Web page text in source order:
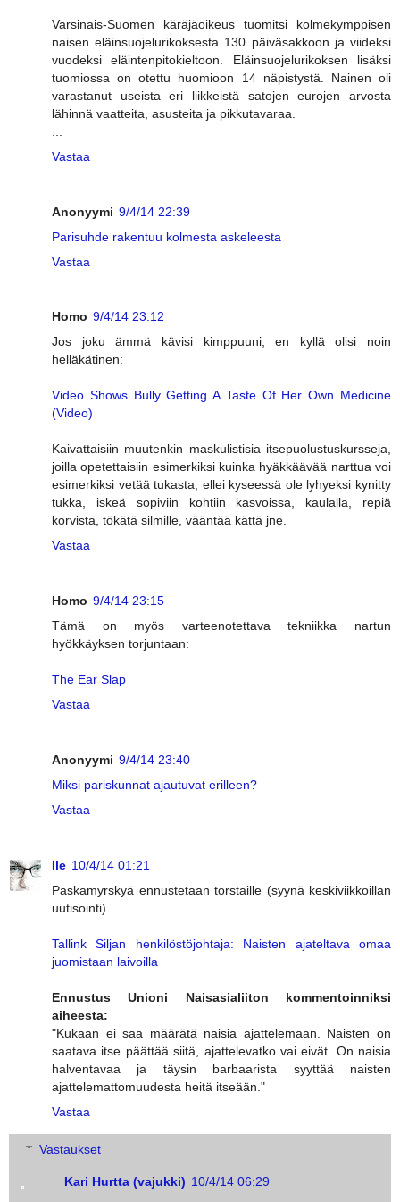
Varsinais-Suomen käräjäoikeus tuomitsi kolmekymppisen
naisen eläinsuojelurikoksesta 130 päiväsakkoon ja viideksi
vuodeksi eläintenpitokieltoon. Eläinsuojelurikoksen lisäksi
tuomiossa on otettu huomioon 14 näpistystä. Nainen oli
varastanut useista eri liikkeistä satojen eurojen arvosta
lähinnä vaatteita, asusteita ja pikkutavaraa.
Vastaa
Anonyymi 9/4/14 22:39
Parisuhde rakentuu kolmesta askeleesta
Vastaa
Homo 9/4/14 23:12
Jos joku ämmä kävisi kimppuuni, en kyllä olisi noin
helläkätinen:
Video Shows Bully Getting A Taste Of Her Own Medicine
(Video)
Kaivattaisiin muutenkin maskulistisia itsepuolustuskursseja,
joilla opetettaisiin esimerkiksi kuinka hyäkkäävää narttua voi
esimerkiksi vetää tukasta, ellei kyseessä ole lyhyeksi kynitty
tukka, iskeä sopiviin kohtiin kasvoissa, kaulalla, repiä
korvista, tökätä silmille, vääntää kättä jne.
Vastaa
Homo 9/4/14 23:15
Tämä on myös varteenotettava tekniikka nartun
hyökkäyksen torjuntaan:
The Ear Slap
Vastaa
Anonyymi 9/4/14 23:40
Miksi pariskunnat ajautuvat erilleen?
Vastaa
Ile 10/4/14 01:21
Paskamyrskyä ennustetaan torstaille (syynä keskiviikkoillan
uutisointi)
Tallink Siljan henkilöstöjohtaja: Naisten ajateltava omaa
juomistaan laivoilla
Ennustus Unioni Naisasialiiton kommentoinniksi
aiheesta:
"Kukaan ei saa määrätä naisia ajattelemaan. Naisten on
saatava itse päättää siitä, ajattelevatko vai eivät. On naisia
halventavaa ja täysin barbaarista syyttää naisten
ajattelemattomuudesta heitä itseään."
Vastaa
Vastaukset
Kari Hurtta (vajukki) 10/4/14 06:29